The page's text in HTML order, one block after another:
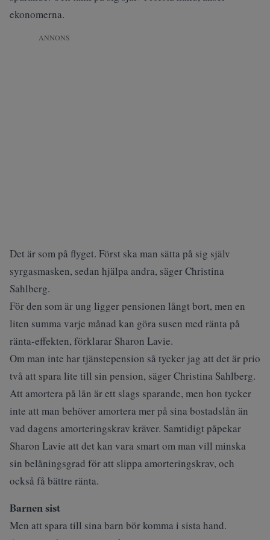
ekonomerna.
ANNONS
Det är som på flyget. Först ska man sätta på sig själv
syrgasmasken, sedan hjälpa andra, säger Christina
Sahlberg.
För den som är ung ligger pensionen långt bort, men en
liten summa varje månad kan göra susen med ränta på
ränta-effekten, förklarar Sharon Lavie.
Om man inte har tjänstepension så tycker jag att det är prio
två att spara lite till sin pension, säger Christina Sahlberg.
Att amortera på lån är ett slags sparande, men hon tycker
inte att man behöver amortera mer på sina bostadslån än
vad dagens amorteringskrav kräver. Samtidigt påpekar
Sharon Lavie att det kan vara smart om man vill minska
sin belåningsgrad för att slippa amorteringskrav, och
också få bättre ränta.
Barnen sist
Men att spara till sina barn bör komma i sista hand.